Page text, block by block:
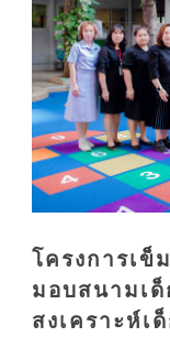
โครงการเข็
มอบสนามเ
สงเคราะห์เ